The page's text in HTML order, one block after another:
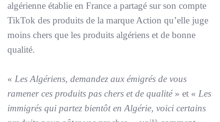
algérienne établie en France a partagé sur son compte
TikTok des produits de la marque Action qu’elle juge
moins chers que les produits algériens et de bonne
qualité.
« Les Algériens, demandez aux émigrés de vous
ramener ces produits pas chers et de qualité» et « Les
immigrés qui partez bientôt en Algérie, voici certains